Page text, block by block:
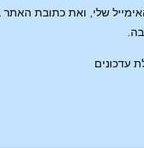
שלי, ואת כתובת האתר
עדכונים